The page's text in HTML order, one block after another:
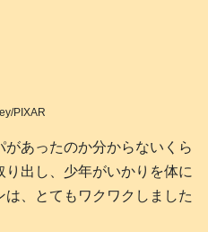
PIXAR
あったのか分からないくら
出し、少年がいかりを体に
、とてもワクワクしました